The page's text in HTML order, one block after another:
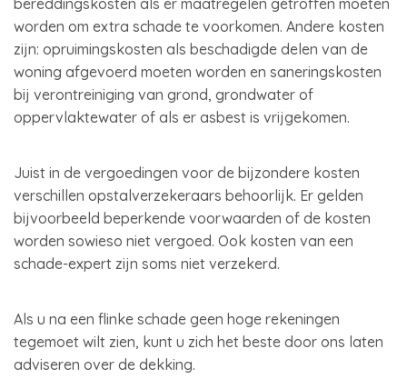
bereddingskosten als er maatregelen getroffen moeten
worden om extra schade te voorkomen. Andere kosten
zijn: opruimingskosten als beschadigde delen van de
woning afgevoerd moeten worden en saneringskosten
bij verontreiniging van grond, grondwater of
oppervlaktewater of als er asbest is vrijgekomen.
Juist in de vergoedingen voor de bijzondere kosten
verschillen opstalverzekeraars behoorlijk. Er gelden
bijvoorbeeld beperkende voorwaarden of de kosten
worden sowieso niet vergoed. Ook kosten van een
schade-expert zijn soms niet verzekerd.
Als u na een flinke schade geen hoge rekeningen
tegemoet wilt zien, kunt u zich het beste door ons laten
adviseren over de dekking.